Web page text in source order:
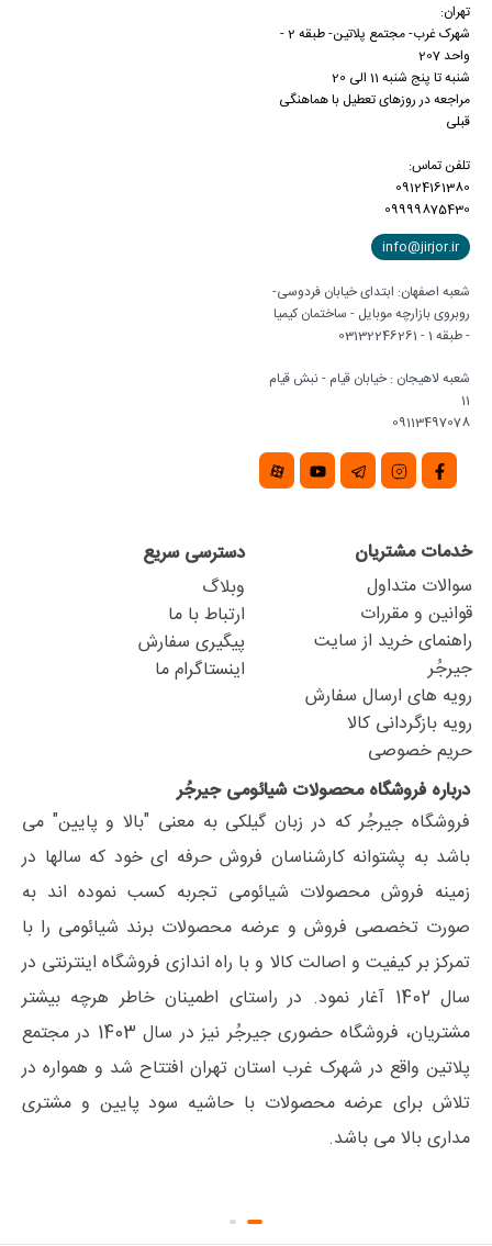
تهران:
شهرک غرب- مجتمع پلاتین- طبقه 2 -
واحد 207
شنبه تا پنج شنبه 11 الی 20
مراجعه در روزهای تعطیل با هماهنگی
قبلی
تلفن تماس:
09124161380
09999875430
info@jirjor.ir
شعبه اصفهان: ابتدای خیابان فردوسی-
روبروی بازارچه موبایل - ساختمان کیمیا
- طبقه 1 - 03132246261
شعبه لاهیجان : خیابان قیام - نبش قیام
11
09113497078
خدمات مشتریان
سوالات متداول
قوانین و مقررات
راهنمای خرید از سایت
جیرجُر
رویه های ارسال سفارش
رویه بازگردانی کالا
حریم خصوصی
دسترسی سریع
وبلاگ
ارتباط با ما
پیگیری سفارش
اینستاگرام ما
درباره فروشگاه محصولات شیائومی جیرجُر
فروشگاه جیرجُر که در زبان گیلکی به معنی "بالا و پایین" می
باشد به پشتوانه کارشناسان فروش حرفه ای خود که سالها در
زمینه فروش محصولات شیائومی تجربه کسب نموده اند به
صورت تخصصی فروش و عرضه محصولات برند شیائومی را با
تمرکز بر کیفیت و اصالت کالا و با راه اندازی فروشگاه اینترنتی در
سال 1402 آغار نمود. در راستای اطمینان خاطر هرچه بیشتر
مشتریان، فروشگاه حضوری جیرجُر نیز در سال 1403 در مجتمع
پلاتین واقع در شهرک غرب استان تهران افتتاح شد و همواره در
تلاش برای عرضه محصولات با حاشیه سود پایین و مشتری
مداری بالا می باشد.